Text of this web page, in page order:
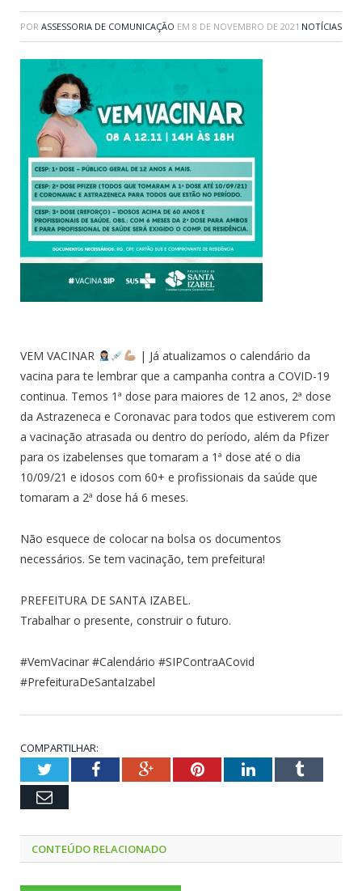
POR ASSESSORIA DE COMUNICAÇÃO EM 8 DE NOVEMBRO DE 2021 NOTÍCIAS
VEM VACINAR
| Já atualizamos o calendário da
vacina para te lembrar que a campanha contra a COVID-19
continua. Temos 1ª dose para maiores de 12 anos, 2ª dose
da Astrazeneca e Coronavac para todos que estiverem com
a vacinação atrasada ou dentro do período, além da Pfizer
para os izabelenses que tomaram a 1ª dose até o dia
10/09/21 e idosos com 60+ e profissionais da saúde que
tomaram a 2ª dose há 6 meses.
Não esquece de colocar na bolsa os documentos
necessários. Se tem vacinação, tem prefeitura!
PREFEITURA DE SANTA IZABEL.
Trabalhar o presente, construir o futuro.
#VemVacinar #Calendário #SIPContraACovid
#PrefeituraDeSantaIzabel
COMPARTILHAR:
TwitterFacebookGoogle+PinterestLinkedInTumblr
Email
CONTEÚDO RELACIONADO